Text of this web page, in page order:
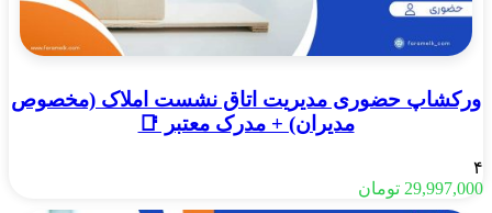
ورکشاپ حضوری مدیریت اتاق نشست املاک (مخصوص
مدیران) + مدرک معتبر 📑
۴
29,997,000 تومان